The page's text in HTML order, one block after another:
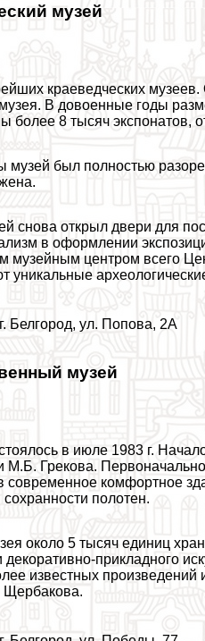
музей
краеведческих
музея. В довоенные годы
более 8 тысяч экспонатов,
музей был полностью
снова открыл двери для
в оформлении
музейным центром всего
уникальные
Белгород, ул. Попова, 2А
музей
в июле 1983 г.
М.Б. Грекова.
комфортное
полотен.
около 5 тысяч единиц
декоративно-прикладного
известных
Щербакова.